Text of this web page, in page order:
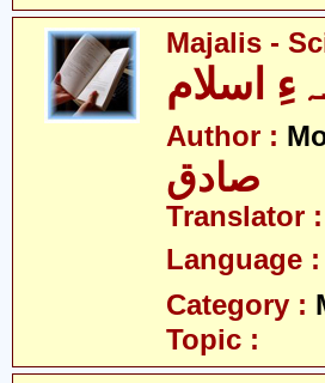
Majalis -
اسلام
Author :
صادق
Translator :
Language :
Category :
Topic :